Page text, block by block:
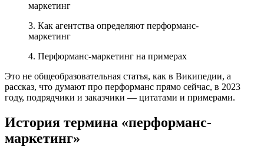
маркетинг
3. Как агентства определяют перформанс-
маркетинг
4. Перформанс-маркетинг на примерах
Это не общеобразовательная статья, как в Википедии, а
рассказ, что думают про перформанс прямо сейчас, в 2023
году, подрядчики и заказчики — цитатами и примерами.
История термина «перформанс-
маркетинг»